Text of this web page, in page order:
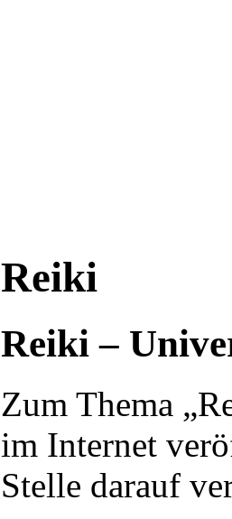
Reiki
Reiki –
Zum Thema
im Internet
Stelle darauf